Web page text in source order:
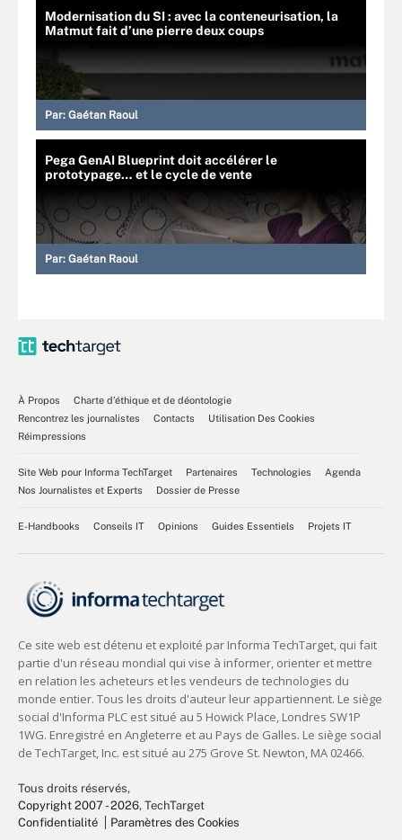
Modernisation du SI : avec la conteneurisation, la
Matmut fait d’une pierre deux coups
Par: Gaétan Raoul
Pega GenAI Blueprint doit accélérer le
prototypage… et le cycle de vente
Par: Gaétan Raoul
À Propos
Charte d’éthique et de déontologie
Rencontrez les journalistes
Contacts
Utilisation Des Cookies
Réimpressions
Site Web pour Informa TechTarget Partenaires Technologies
Agenda
Nos Journalistes et Experts
Dossier de Presse
E-Handbooks Conseils IT Opinions Guides Essentiels Projets IT
Tous droits réservés,
Copyright 2007 - 2026, TechTarget
Confidentialité
Paramètres des Cookies